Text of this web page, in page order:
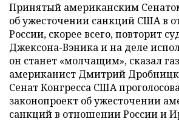
Принятый американским
об ужесточении санкций США в
России, скорее всего, повторит
Джексона-Вэника и на деле
он станет «молчащим», сказал
американист Дмитрий
Сенат Конгресса США
законопроект об ужесточении
санкций в отношении России и